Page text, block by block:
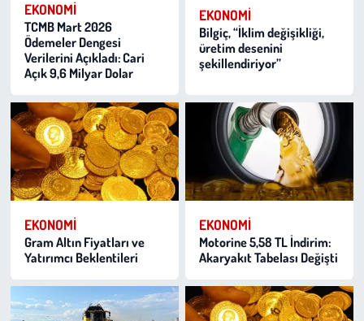
EKONOMI
TCMB Mart 2026
Ödemeler Dengesi
Verilerini Açıkladı: Cari
Açık 9,6 Milyar Dolar
EKONOMI
Bilgiç, “İklim değişikliği,
üretim desenini
şekillendiriyor”
EKONOMI
Gram Altın Fiyatları ve
Yatırımcı Beklentileri
EKONOMI
Motorine 5,58 TL İndirim:
Akaryakıt Tabelası Değişti